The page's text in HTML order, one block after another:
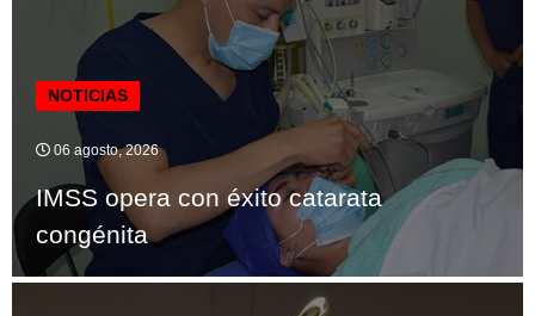
NOTICIAS
06 agosto, 2026
IMSS opera con éxito catarata
congénita